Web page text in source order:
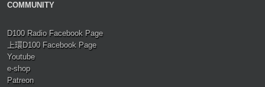
COMMUNITY
D100 Radio Facebook Page
上環D100 Facebook Page
Youtube
e-shop
Patreon